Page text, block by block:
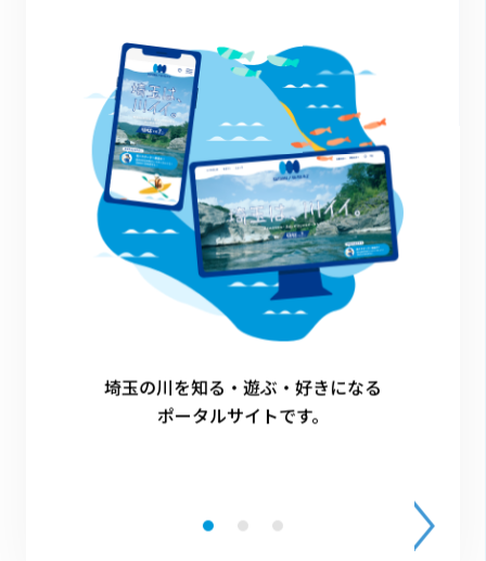
一覧に戻る
埼玉の川を知る・遊ぶ・好きになる
ポータルサイトです。